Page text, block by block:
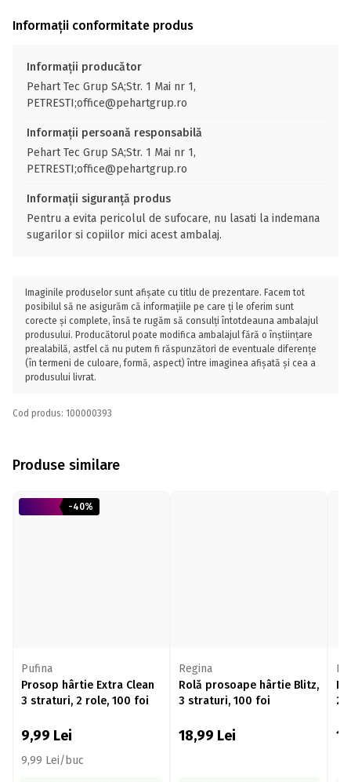
Informații conformitate produs
Informații producător
Pehart Tec Grup SA;Str. 1 Mai nr 1,
PETRESTI;office@pehartgrup.ro
Informații persoană responsabilă
Pehart Tec Grup SA;Str. 1 Mai nr 1,
PETRESTI;office@pehartgrup.ro
Informații siguranță produs
Pentru a evita pericolul de sufocare, nu lasati la indemana
sugarilor si copiilor mici acest ambalaj.
Imaginile produselor sunt afișate cu titlu de prezentare. Facem tot
posibilul să ne asigurăm că informațiile pe care ți le oferim sunt
corecte și complete, însă te rugăm să consulți întotdeauna ambalajul
produsului. Producătorul poate modifica ambalajul fără o înștiințare
prealabilă, astfel că nu putem fi răspunzători de eventuale diferențe
(în termeni de culoare, formă, aspect) între imaginea afișată și cea a
produsului livrat.
Cod produs: 100000393
Produse similare
-40%
Pufina
Prosop hârtie Extra Clean
3 straturi, 2 role, 100 foi
9,99 Lei
9,99 Lei/buc
Regina
Rolă prosoape hârtie Blitz,
3 straturi, 100 foi
18,99 Lei